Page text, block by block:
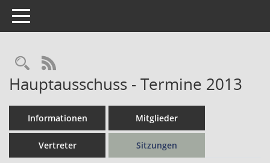
Toggle navigation
Rechercheauswahl
RSS-Feed
Hauptausschuss - Termine 2013
Informationen Mitglieder
Vertreter Sitzungen